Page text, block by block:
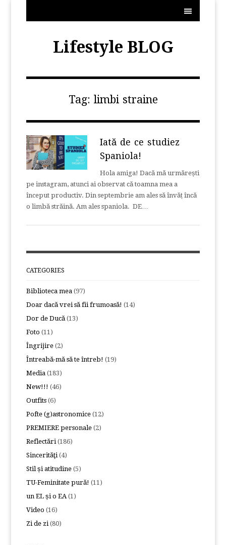
Lifestyle BLOG
Tag: limbi straine
Iată de ce studiez
Spaniola!
Hola amiga! Dacă mă urmărești
pe instagram, atunci ai observat că toamna mea a
început productiv. Din septembrie am ales să învăț încă
o limbă străină. Am ales spaniola. DE…
CATEGORIES
Biblioteca mea (97)
Doar dacă vrei să fii frumoasă! (14)
Dor de Ducă(13)
Foto (11)
Îngrijire (2)
Întreabă-mă să te întreb! (19)
Media (183)
New!!! (46)
Outfits (6)
Pofte (g)astronomice (12)
PREMIERE personale (2)
Reflectări(186)
Sincerităţi(4)
Stil și atitudine (5)
TU-Feminitate pură! (11)
un EL și o EA(1)
Video (16)
Zi de zi(80)